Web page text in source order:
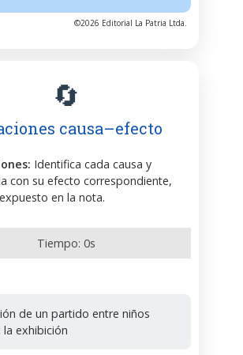
©2026 Editorial La Patria Ltda.
🔄
causa–efecto
Identifica cada causa y
con su efecto correspondiente,
en la nota.
Tiempo: 0s
de un partido entre niños
la exhibición